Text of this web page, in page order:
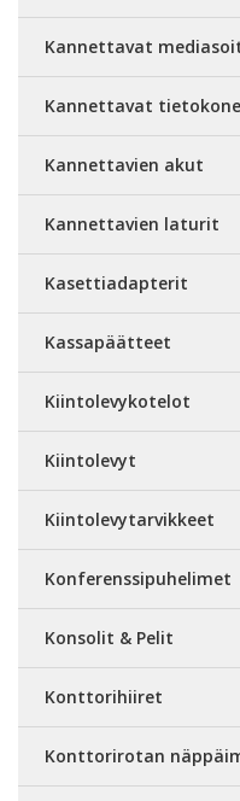
Kannettavat
Kannettavat
Kannettavien akut
Kannettavien laturit
Kasettiadapterit
Kassapäätteet
Kiintolevykotelot
Kiintolevyt
Kiintolevytarvikkeet
Konferenssipuhelimet
Konsolit & Pelit
Konttorihiiret
Konttorirotan